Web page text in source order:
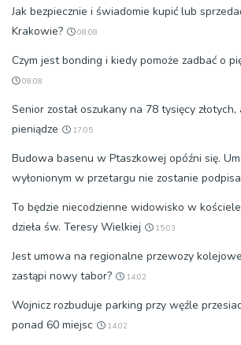
Jak bezpiecznie i świadomie kupić lub
Krakowie?
08:08
Czym jest bonding i kiedy pomoże zadbać o
08:08
Senior został oszukany na 78 tysięcy złotych,
pieniądze
17:05
Budowa basenu w Ptaszkowej opóźni się.
wyłonionym w przetargu nie zostanie
To będzie niecodzienne widowisko w
dzieła św. Teresy Wielkiej
15:03
Jest umowa na regionalne przewozy
zastąpi nowy tabor?
14:02
Wojnicz rozbuduje parking przy węźle
ponad 60 miejsc
14:02